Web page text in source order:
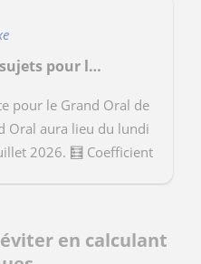
49 Idées de sujets pour le Grand Oral de maths
pour le Grand Oral de
Oral aura lieu du lundi
2026. 🧮​ Coefficient
en calculant